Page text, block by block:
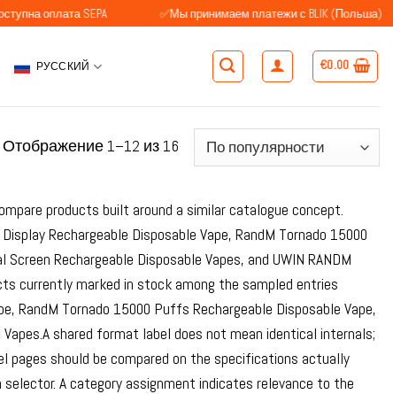
SEPA ✅Мы принимаем платежи с BLIK (Польша)
РУССКИЙ €0.00
Отображение 1–12 из 16Сортировка:
по
products built around a similar catalogue concept.
Rechargeable Disposable Vape, RandM Tornado 15000
Rechargeable Disposable Vapes, and UWIN RANDM
currently marked in stock among the sampled entries
RandM Tornado 15000 Puffs Rechargeable Disposable Vape,
Vapes.A shared format label does not mean identical internals;
should be compared on the specifications actually
A category assignment indicates relevance to the